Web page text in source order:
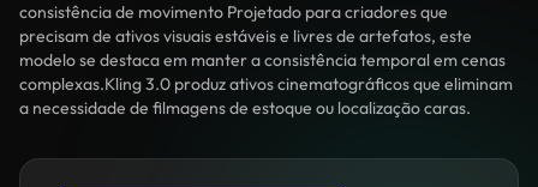
consistência de movimento Projetado para criadores que
precisam de ativos visuais estáveis e livres de artefatos, este
modelo se destaca em manter a consistência temporal em cenas
complexas.Kling 3.0 produz ativos cinematográficos que eliminam
a necessidade de filmagens de estoque ou localização caras.